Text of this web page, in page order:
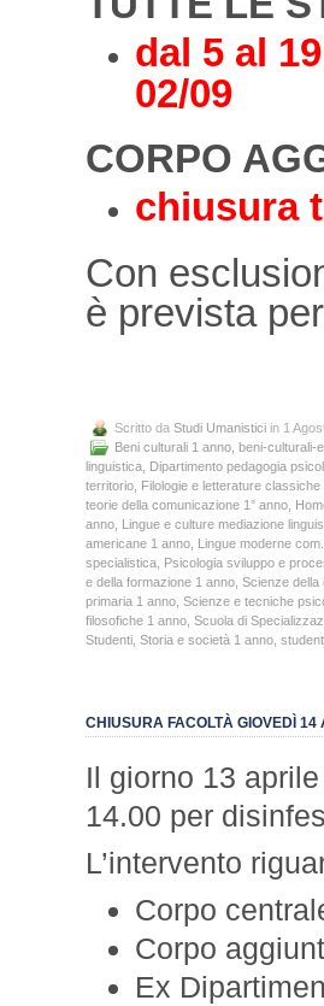
dal 5 al
02/09
CORPO
chiusura
Con
è prevista
Scritto da Studi Umanistici in 1
Beni culturali 1 anno beni-culturali-
linguistica Dipartimento pedagogia
territorio Filologie e letterature
teorie della comunicazione 1° anno
anno Lingue e culture mediazione
americane 1 anno Lingue moderne
specialistica Psicologia sviluppo e
e della formazione 1 anno Scienze della
primaria 1 anno Scienze e tecniche
filosofiche 1 anno Scuola di
Studenti Storia e società 1 anno
CHIUSURA FACOLTÀ GIOVEDÌ 14
Il giorno 13
14.00 per
L’intervento
Corpo
Corpo
Ex